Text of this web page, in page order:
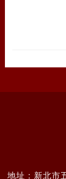
地址 : 新北市